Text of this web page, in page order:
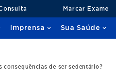
Marcar Exame
Imprensa Sua Saúde
consequências de ser sedentário?